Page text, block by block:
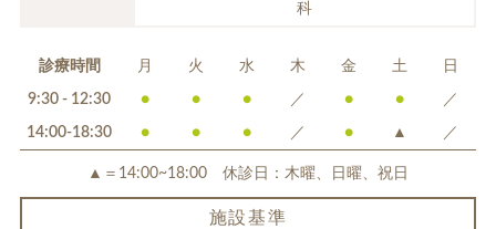
科
診療時間 月 火 水 木 金 土 日
9:30 - 12:30 ● ● ● ／ ● ● ／
14:00-18:30 ● ● ● ／ ● ▲ ／
▲＝14:00~18:00 休診日：木曜、日曜、祝日
施設基準